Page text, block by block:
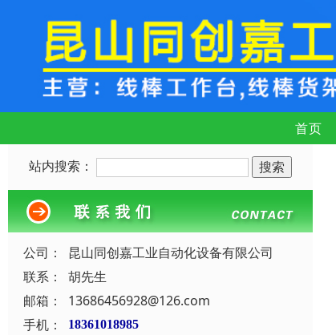
首页
站内搜索：
公司：
昆山同创嘉工业自动化设备有限公司
联系：
胡先生
邮箱：
13686456928@126.com
手机：
18361018985